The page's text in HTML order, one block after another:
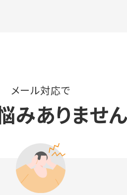
メール対応で
みありませ